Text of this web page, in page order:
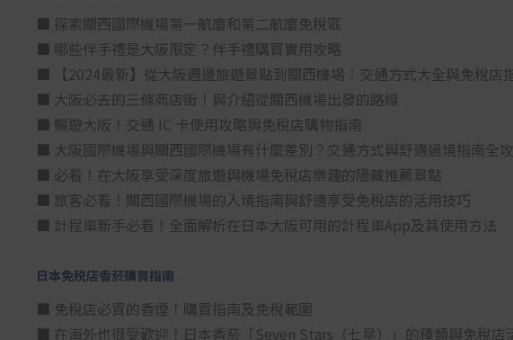
■ 探索關西國際機場第一航廈和第二航廈免稅區
■ 哪些伴手禮是大阪限定？伴手禮購買實用攻略
■ 【2024最新】從大阪週邊旅遊景點到關西機場：交通方式大全與免稅店
■ 大阪必去的三條商店街！與介紹從關西機場出發的路線
■ 暢遊大阪！交通 IC 卡使用攻略與免稅店購物指南
■ 大阪國際機場與關西國際機場有什麼差別？交通方式與舒適過境指南全
■ 必看！在大阪享受深度旅遊與機場免稅店樂趣的隱藏推薦景點
■ 旅客必看！關西國際機場的入境指南與舒適享受免稅店的活用技巧
■ 計程車新手必看！全面解析在日本大阪可用的計程車App及其使用方法
日本免税店香菸購買指南
■ 免稅店必買的香煙！購買指南及免稅範圍
■ 在海外也很受歡迎！日本香菸「Seven Stars（七星）」的種類與免稅店